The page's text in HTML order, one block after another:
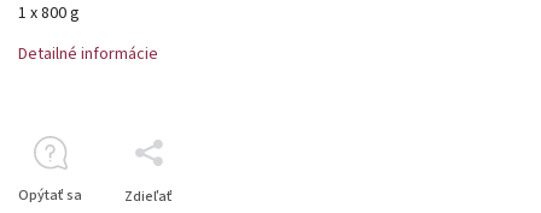
1 x 800 g
Detailné informácie
Opýtať sa Zdieľať